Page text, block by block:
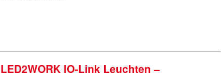
LED2WORK IO-Link Leuchten –